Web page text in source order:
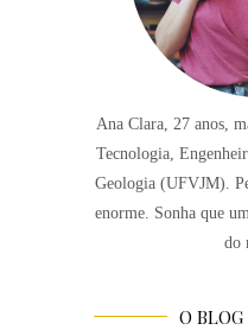
Ana Clara, 27 anos,
Tecnologia,
Geologia (UFVJM).
enorme. Sonha que
do
O BLOG